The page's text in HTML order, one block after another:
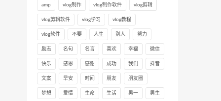
amp vlog制作 vlog制作软件 vlog剪辑
vlog剪辑软件 vlog学习 vlog教程
vlog软件 不要 人生 别人 努力
励志 名句 名言 喜欢 幸福 微信
快乐 感恩 感谢 成功 我们 抖音
文案 早安 时间 朋友 朋友圈
梦想 爱情 生命 生活 男一 男生